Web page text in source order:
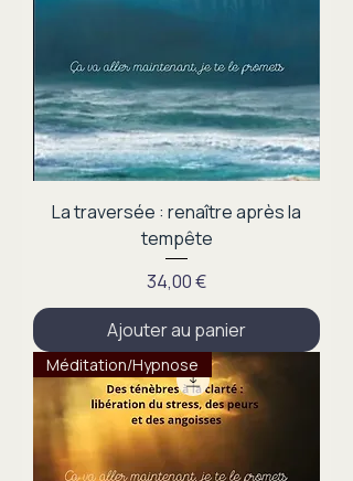
La traversée : renaître après la
tempête
Prix
34,00 €
Ajouter au panier
Méditation/Hypnose